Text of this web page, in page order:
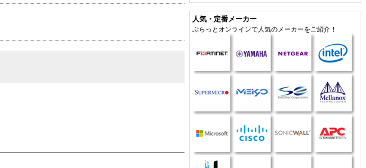
人気・定番メーカー
ぷらっとオンラインで人気のメーカーをご紹介！